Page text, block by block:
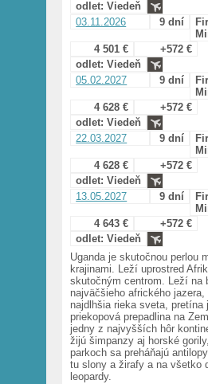
odlet: Viedeň
03.11.2026
9 dní
4 501 €
+572 €
odlet: Viedeň
05.02.2027
9 dní
4 628 €
+572 €
odlet: Viedeň
22.03.2027
9 dní
4 628 €
+572 €
odlet: Viedeň
13.05.2027
9 dní
4 643 €
+572 €
odlet: Viedeň
Uganda je skutočnou perlou
krajinami. Leží uprostred
skutočným centrom. Leží na
najväčšieho afrického jazera,
najdlhšia rieka sveta, pretína
priekopová prepadlina na
jedny z najvyšších hôr
žijú šimpanzy aj horské
parkoch sa preháňajú
tu slony a žirafy a na všetko
leopardy.